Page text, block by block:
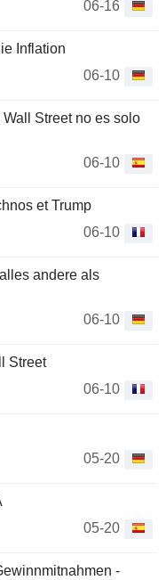
06-16
Inflation
06-10
Street no es solo
06-10
et Trump
06-10
andere als
06-10
Street
06-10
05-20
05-20
-